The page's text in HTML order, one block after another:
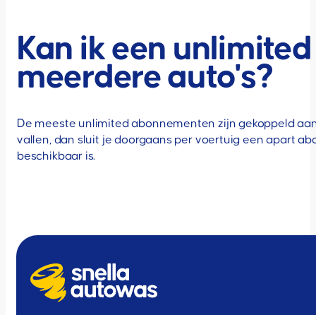
Kan ik een
meerdere auto's?
De meeste unlimited abonnementen zijn gekoppeld
vallen, dan sluit je doorgaans per voertuig een apart
beschikbaar is.